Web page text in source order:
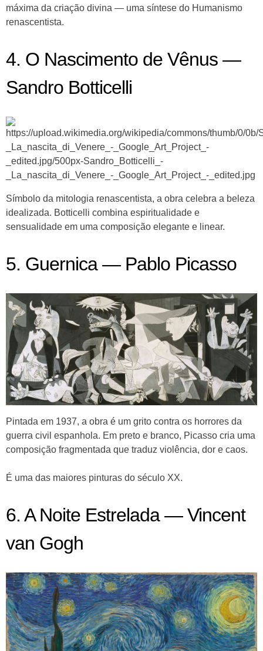
máxima da criação divina — uma síntese do Humanismo
renascentista.
4. O Nascimento de Vênus —
Sandro Botticelli
Símbolo da mitologia renascentista, a obra celebra a beleza
idealizada. Botticelli combina espiritualidade e
sensualidade em uma composição elegante e linear.
5. Guernica — Pablo Picasso
Pintada em 1937, a obra é um grito contra os horrores da
guerra civil espanhola. Em preto e branco, Picasso cria uma
composição fragmentada que traduz violência, dor e caos.
É uma das maiores pinturas do século XX.
6. A Noite Estrelada — Vincent
van Gogh